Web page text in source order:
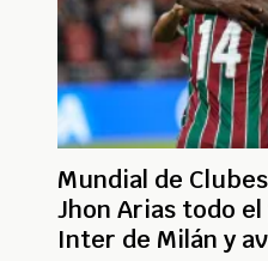
Mundial de
Jhon Arias todo
Inter de Milán y